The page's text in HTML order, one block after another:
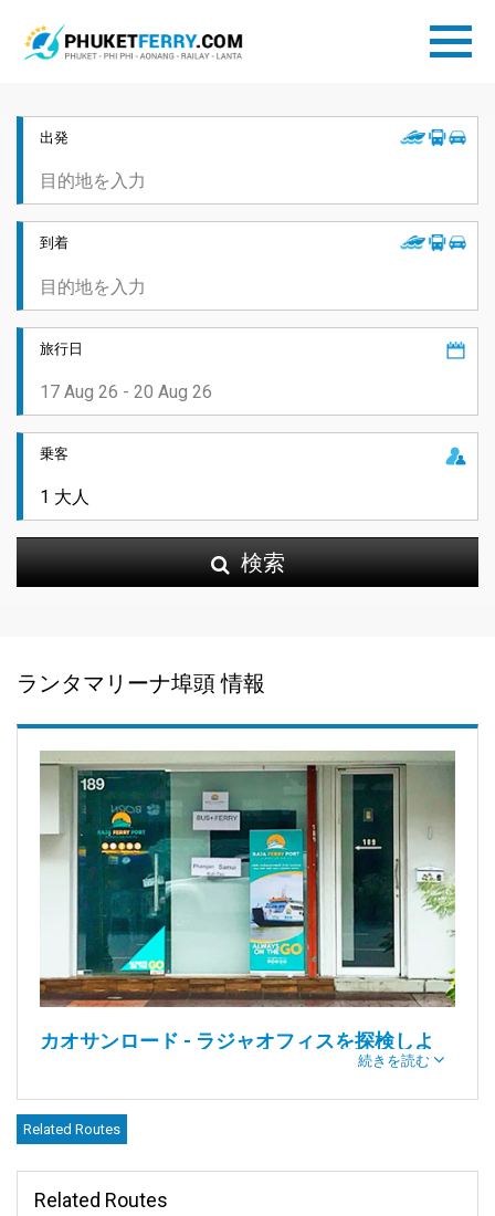
出発
到着
旅行日
乗客
検索
ランタマリーナ埠頭 情報
カオサンロード - ラジャオフィスを探検しよ
は、バンコク中心部の壮大なチャオプラヤ川のほとりに位置す
る活気に満ちたエリアです。しかし、単に「通り」と呼ぶのは
場所に訪れます。彼らは安価な宿泊施設や屋台から漂う新鮮な
続きを読む
Related Routes
Related Routes